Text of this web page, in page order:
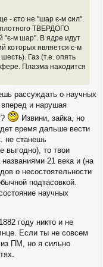
- єто не "шар є-м сил".
плотного ТВЕРДОГО
"є-м шар". В ядре идут
которых является є-м
Газ (т.е. опять
Плазма находится
рассуждать о научных
вперед и нарушая
Извини, зайка, но
время дальше вести
не станешь
выгодно), то твои
21 века и (на
о несостоятельности
подтасовкой.
научных
году никто и не
Если ты не совсем
из ПМ, но я сильно